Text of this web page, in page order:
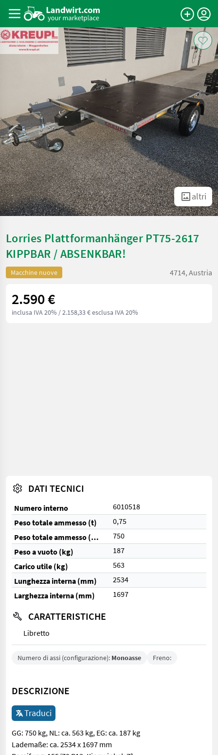
altri
Lorries Plattformanhänger PT75-2617
KIPPBAR / ABSENKBAR!
Macchine nuove 4714, Austria
2.590 €
inclusa IVA 20% / 2.158,33 € esclusa IVA 20%
DATI TECNICI
Numero interno
6010518
Peso totale ammesso (t)
0,75
Peso totale ammesso (kg)
750
Peso a vuoto (kg)
187
Carico utile (kg)
563
Lunghezza interna (mm)
2534
Larghezza interna (mm)
1697
CARATTERISTICHE
Libretto
Numero di assi (configurazione): Monoasse Freno:
DESCRIZIONE
Traduci
GG: 750 kg, NL: ca. 563 kg, EG: ca. 187 kg
Lademaße: ca. 2534 x 1697 mm